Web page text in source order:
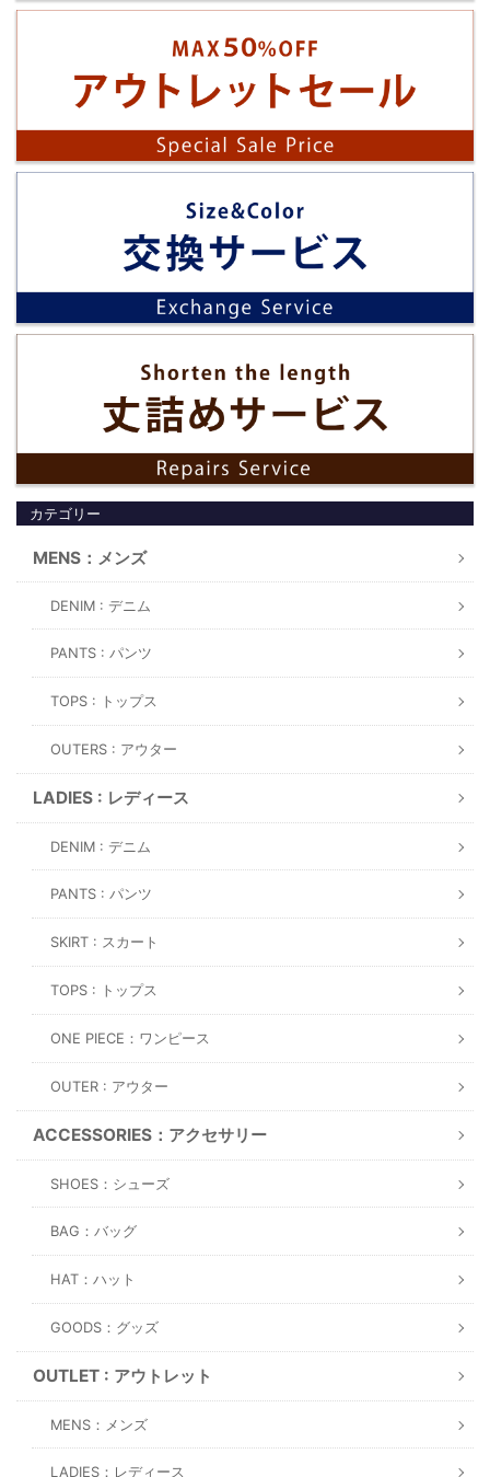
カテゴリー
MENS：メンズ
DENIM : デニム
PANTS : パンツ
TOPS : トップス
OUTERS : アウター
LADIES : レディース
DENIM : デニム
PANTS : パンツ
SKIRT : スカート
TOPS : トップス
ONE PIECE：ワンピース
OUTER : アウター
ACCESSORIES：アクセサリー
SHOES：シューズ
BAG：バッグ
HAT：ハット
GOODS：グッズ
OUTLET : アウトレット
MENS：メンズ
LADIES：レディース